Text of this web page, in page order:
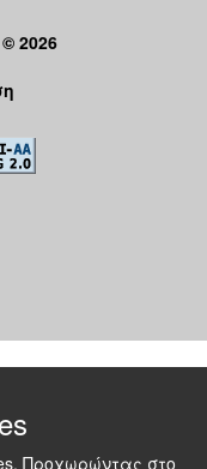
2026
Προχωρώντας στο